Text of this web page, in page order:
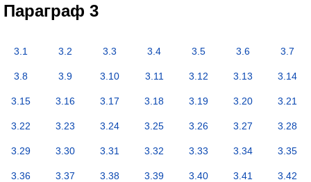
Параграф 3
3.1 3.2 3.3 3.4 3.5 3.6 3.7
3.8 3.9 3.10 3.11 3.12 3.13 3.14
3.15 3.16 3.17 3.18 3.19 3.20 3.21
3.22 3.23 3.24 3.25 3.26 3.27 3.28
3.29 3.30 3.31 3.32 3.33 3.34 3.35
3.36 3.37 3.38 3.39 3.40 3.41 3.42